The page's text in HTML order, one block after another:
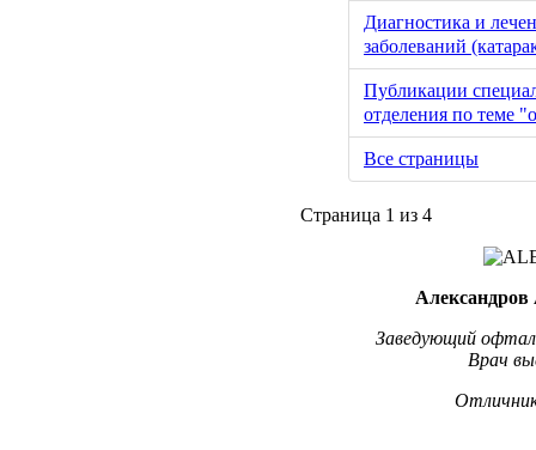
Диагностика и
заболеваний
Публикации
отделения по теме
Все страницы
Страница 1 из 4
Заведующий
Врач
Отличник